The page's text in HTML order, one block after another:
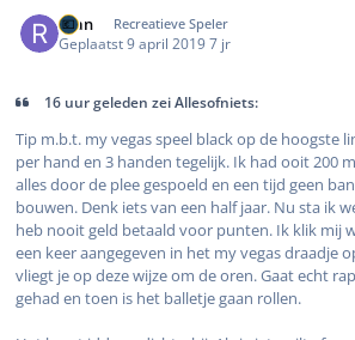
ryan Recreatieve Speler
Geplaatst9 april 20197 jr
16 uur geleden zei Allesofniets:
Tip m.b.t. my vegas speel black op de hoogste
per hand en 3 handen tegelijk. Ik had ooit 200
alles door de plee gespoeld en een tijd geen
bouwen. Denk iets van een half jaar. Nu sta ik
heb nooit geld betaald voor punten. Ik klik mij
een keer aangegeven in het my vegas draadje
vliegt je op deze wijze om de oren. Gaat echt
gehad en toen is het balletje gaan rollen.